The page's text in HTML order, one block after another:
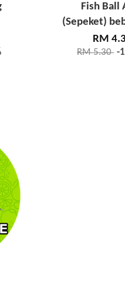
Fish Ball
(Sepeket)
RM
RM 5.30 -